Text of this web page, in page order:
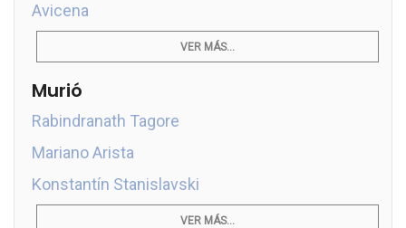
Avicena
VER MÁS...
Murió
Rabindranath Tagore
Mariano Arista
Konstantín Stanislavski
VER MÁS...